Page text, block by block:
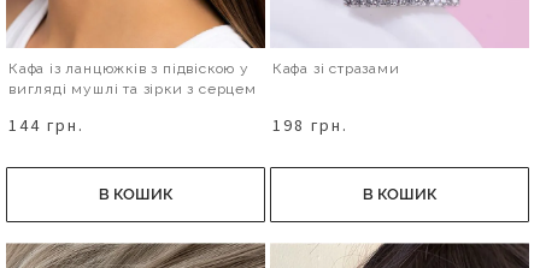
Кафа із ланцюжків з підвіскою у
вигляді мушлі та зірки з серцем
144 грн.
В КОШИК
Кафа зі стразами
198 грн.
В КОШИК